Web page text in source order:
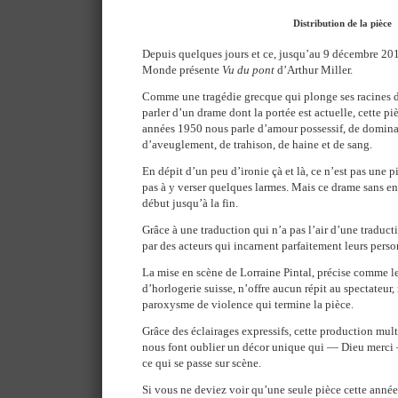
Distribution de la pièce
Depuis quelques jours et ce, jusqu’au 9 décembre
Monde présente Vu du pont d’Arthur Miller.
Comme une tragédie grecque qui plonge ses racines
parler d’un drame dont la portée est actuelle, cette
années 1950 nous parle d’amour possessif, de
d’aveuglement, de trahison, de haine et de sang.
En dépit d’un peu d’ironie çà et là, ce n’est pas une
pas à y verser quelques larmes. Mais ce drame sans
début jusqu’à la fin.
Grâce à une traduction qui n’a pas l’air d’une
par des acteurs qui incarnent parfaitement leurs
La mise en scène de Lorraine Pintal, précise comme
d’horlogerie suisse, n’offre aucun répit au
paroxysme de violence qui termine la pièce.
Grâce des éclairages expressifs, cette production
nous font oublier un décor unique qui — Dieu merci
ce qui se passe sur scène.
Si vous ne deviez voir qu’une seule pièce cette